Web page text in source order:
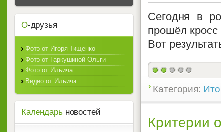
Сегодня в
прошёл
Вот
Категория:
Критерии
О-друзья
Фото от Игоря Тищенко
Фото от Гаркушиной Ольги
Фото от Ильича
Видео от Ильича
Календарь новостей